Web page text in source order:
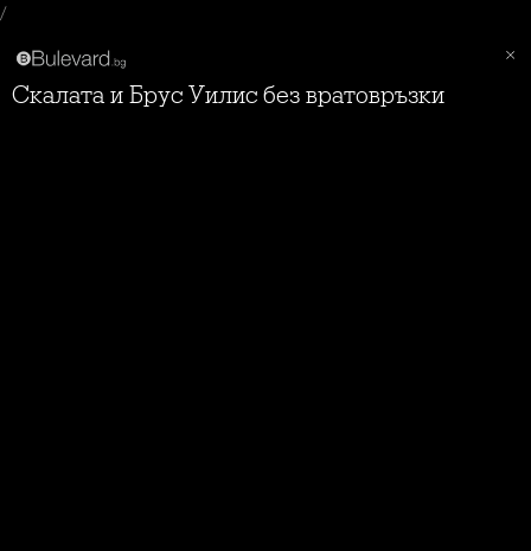
/
Скалата и Брус Уилис без вратовръзки